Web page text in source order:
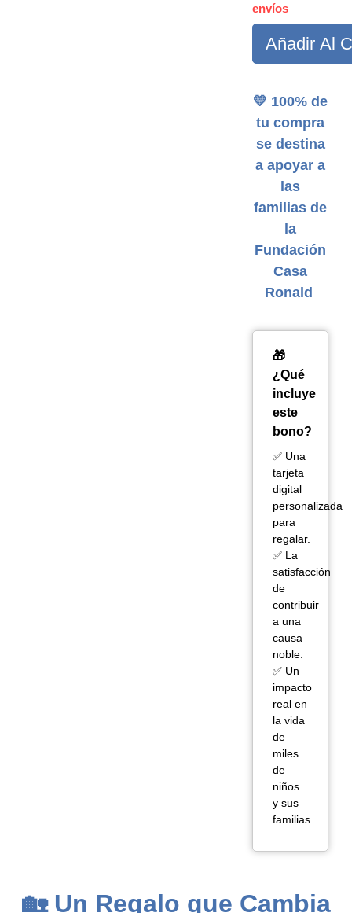
envíos
Añadir Al
💛 100% de
tu compra
se destina
a apoyar a
las
familias de
la
Fundación
Casa
Ronald
🎁
¿Qué
incluye
este
bono?
✅ Una
tarjeta
digital
personalizada
para
regalar.
✅ La
satisfacción
de
contribuir
a una
causa
noble.
✅ Un
impacto
real en
la vida
de
miles
de
niños
y sus
familias.
🏡 Un Regalo que Cambia